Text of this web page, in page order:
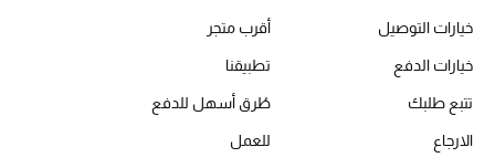
أبرز المصممين
أحذية مختارة
تسوقوا الأحذية
خيارات التوصيل
خيارات الدفع
تتبع طلبك
الارجاع
أقرب متجر
تطبيقنا
طُرق أسهل للدفع
للعمل